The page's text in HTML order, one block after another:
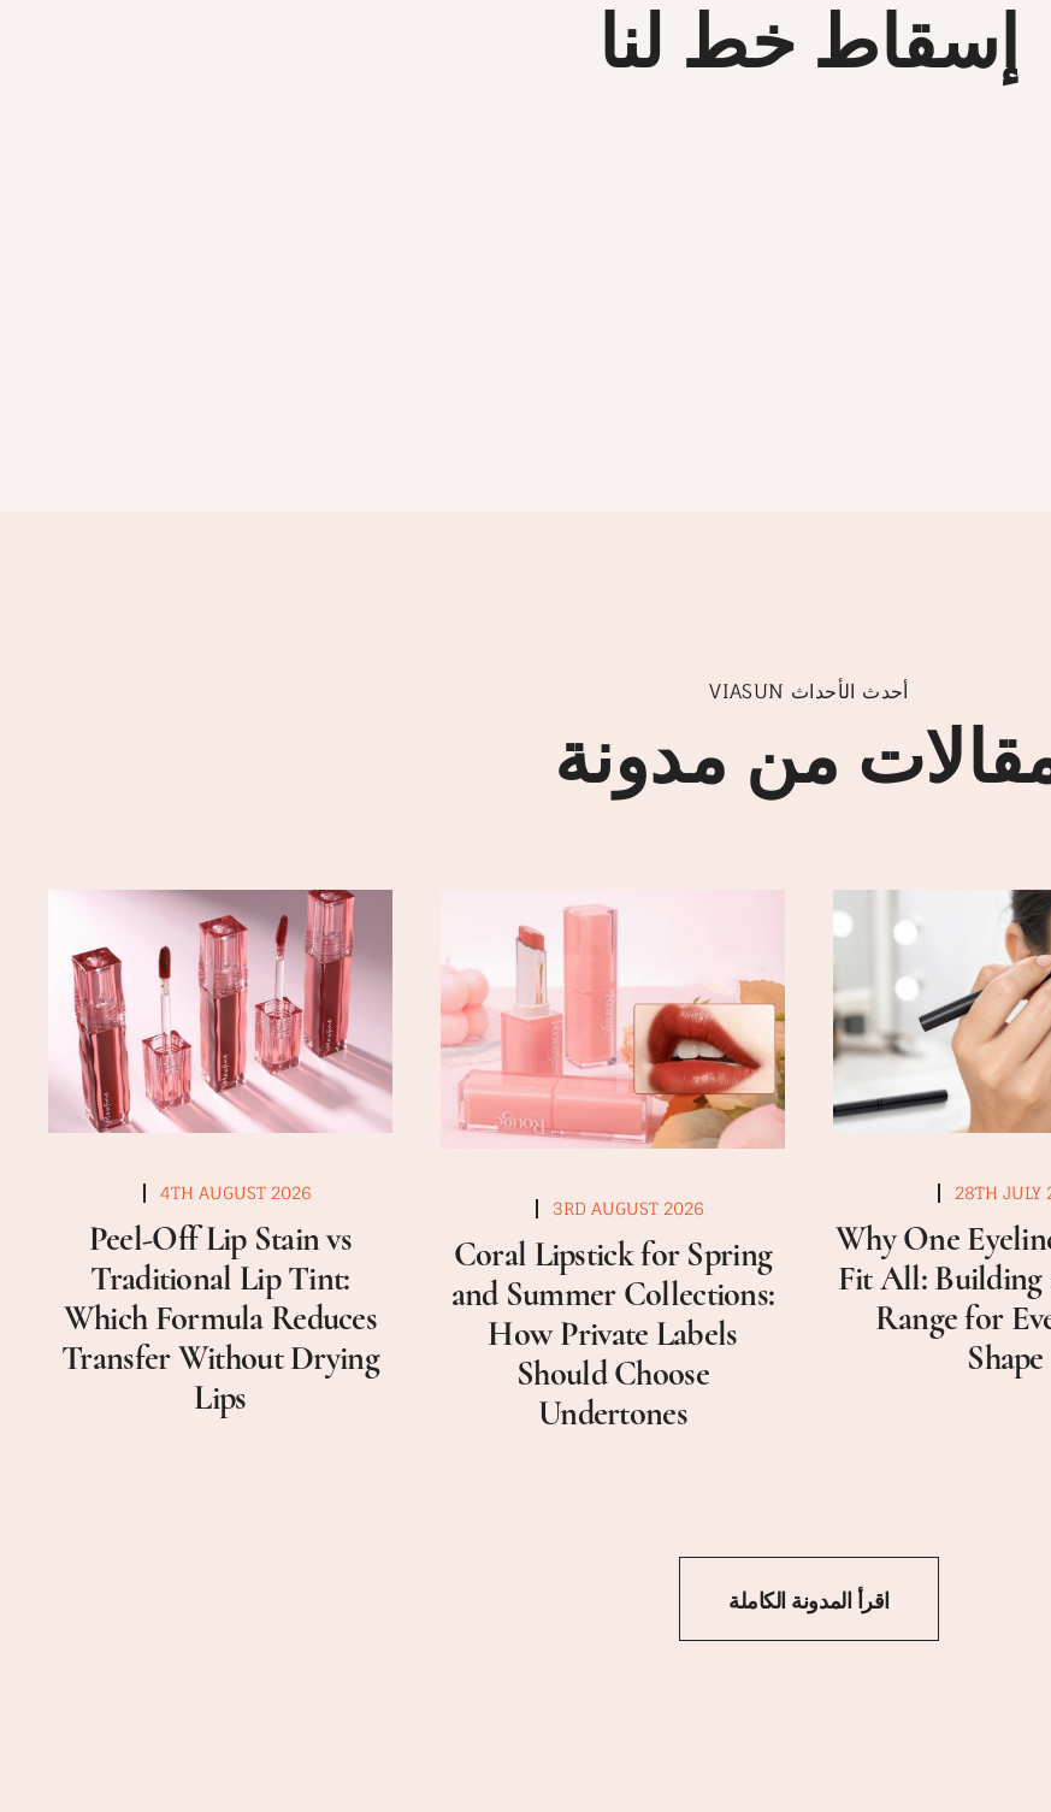
إسقاط خط لنا
VIASUN أحدث الأحداث
من مدونة
4TH AUGUST 2026
Peel-Off Lip Stain vs
Traditional Lip Tint:
Which Formula Reduces
Transfer Without Drying
Lips
3RD AUGUST 2026
Coral Lipstick for Spring
and Summer Collections:
How Private Labels
Should Choose
Undertones
28TH JULY
Why One
Fit All: Building
Range for
Shape
اقرأ المدونة الكاملة